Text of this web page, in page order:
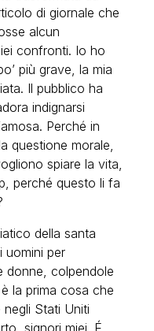
di giornale che
alcun
confronti. Io ho
più grave, la mia
Il pubblico ha
indignarsi
Perché in
questione morale,
spiare la vita,
perché questo li fa
della santa
uomini per
donne, colpendole
la prima cosa che
Stati Uniti
signori miei. É